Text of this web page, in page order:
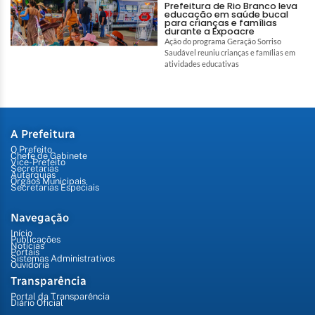
Prefeitura de Rio Branco leva
educação em saúde bucal
para crianças e famílias
durante a Expoacre
Ação do programa Geração Sorriso
Saudável reuniu crianças e famílias em
atividades educativas
A Prefeitura
O Prefeito
Chefe de Gabinete
Vice-Prefeito
Secretarias
Autarquias
Órgãos Municipais
Secretarias Especiais
Navegação
Início
Publicações
Notícias
Portais
Sistemas Administrativos
Ouvidoria
Transparência
Portal da Transparência
Diário Oficial